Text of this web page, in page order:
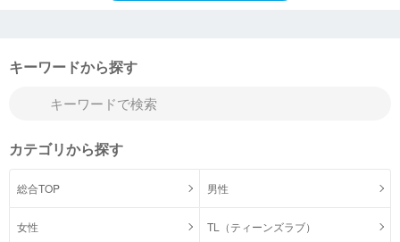
キーワードから探す
カテゴリから探す
総合TOP 男性
女性 TL（ティーンズラブ）